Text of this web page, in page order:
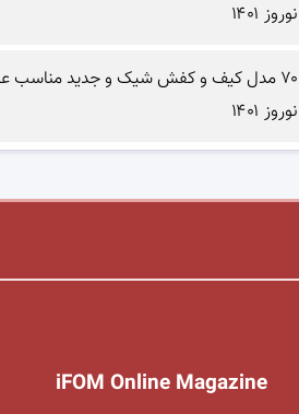
نوروز ۱۴۰۱
۷۰ مدل کیف و کفش شیک و جدید مناسب
نوروز ۱۴۰۱
iFOM Online Magazine